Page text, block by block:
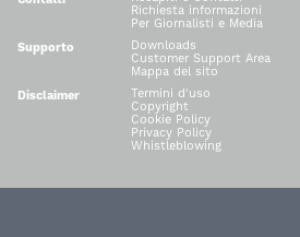
Richiesta informazioni
Per Giornalisti e Media
Supporto
Downloads
Customer Support Area
Mappa del sito
Disclaimer
Termini d'uso
Copyright
Cookie Policy
Privacy Policy
Whistleblowing